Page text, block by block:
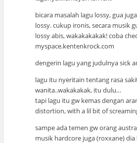
bicara masalah lagu lossy, gua
lossy. cukup ironis, secara musik
lossy abis, wakakakakak! coba
myspace.kentenkrock.com
dengerin lagu yang judulnya sick
lagu itu nyeritain tentang rasa
wanita..wakakakak, itu dulu…
tapi lagu itu gw kemas dengan
distortion, with a lil bit of
sampe ada temen gw orang
musik hardcore juga (roxxane) dia